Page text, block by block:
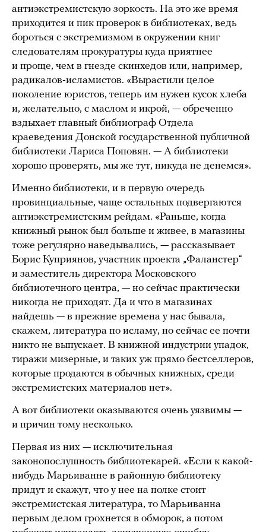
антиэкстремистскую зоркость. На это же время
приходится и пик проверок в библиотеках, ведь
бороться с экстремизмом в окружении книг
следователям прокуратуры куда приятнее
и проще, чем в гнезде скинхедов или, например,
радикалов-исламистов. «Вырастили целое
поколение юристов, теперь им нужен кусок хлеба
и, желательно, с маслом и икрой, — обреченно
вздыхает главный библиограф Отдела
краеведения Донской государственной публичной
библиотеки Лариса Поповян. — А библиотеки
хорошо проверять, мы же тут, никуда не денемся».
Именно библиотеки, и в первую очередь
провинциальные, чаще остальных подвергаются
антиэкстремистским рейдам. «Раньше, когда
книжный рынок был больше и живее, в магазины
тоже регулярно наведывались, — рассказывает
Борис Куприянов, участник проекта „Фаланстер“
и заместитель директора Московского
библиотечного центра, — но сейчас практически
никогда не приходят. Да и что в магазинах
найдешь — в прежние времена у нас бывала,
скажем, литература по исламу, но сейчас ее почти
никто не выпускает. В книжной индустрии упадок,
тиражи мизерные, и таких уж прямо бестселлеров,
которые продаются в обычных книжных, среди
экстремистских материалов нет».
А вот библиотеки оказываются очень уязвимы —
и причин тому несколько.
Первая из них — исключительная
законопослушность библиотекарей. «Если к какой-
нибудь Марьиванне в районную библиотеку
придут и скажут, что у нее на полке стоит
экстремистская литература, то Марьиванна
первым делом грохнется в обморок, а потом